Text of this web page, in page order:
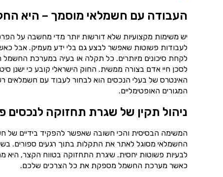
העבודה עם חשמלאי מוסמך – היא
יש משימות מקצועיות שלא דורשות יותר מדי מחשבה על
לעבודות פשוטות שאפשר לבצע גם בלי ידע מעמיק. אבל
לקחת סיכונים מיותרים. כל תקלה או בעיה במערכת
לסכן חיי אדם בצורה ממשית. החוק הישראלי קובע כי ישנן
האינטרס של בעלי הנכסים הוא לבחור לעבוד עם חשמלאים
המגורים האופטימליים.
ניהול תקין של שגרת תחזוקה לנכסים
המשימה הבסיסית והכי חשובה שאפשר להפקיד בידיים של
החשמלאי מסוגל לאתר את התקלות בתוך רגעים ספורים.
לבעיות פשוטות יחסית. שיגרת התחזוקה בטווח הקצר, היא
כאשר מערכת החשמל מספקת את כל הצרכים שלכם.